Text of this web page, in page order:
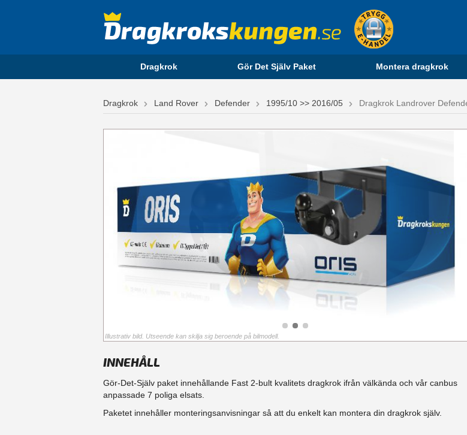
Dragkrok Gör Det Själv Paket Montera dragkrok
Dragkrok Land Rover Defender 1995/10 >> 2016/05 Dragkrok Landrover
Illustrativ bild. Utseende kan skilja sig beroende på bilmodell.
INNEHÅLL
Gör-Det-Själv paket innehållande Fast 2-bult kvalitets dragkrok ifrån välkända och vår canbus
anpassade 7 poliga elsats.
Paketet innehåller monteringsanvisningar så att du enkelt kan montera din dragkrok själv.